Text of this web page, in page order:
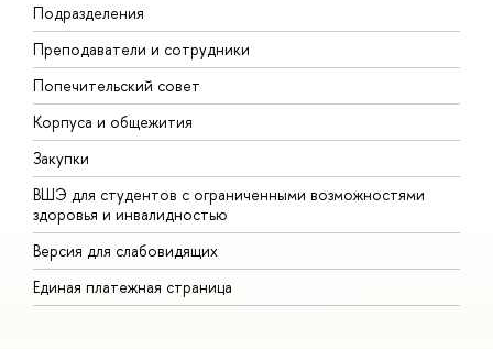
Подразделения
Преподаватели и сотрудники
Попечительский совет
Корпуса и общежития
Закупки
ВШЭ для студентов с ограниченными возможностями
здоровья и инвалидностью
Версия для слабовидящих
Единая платежная страница